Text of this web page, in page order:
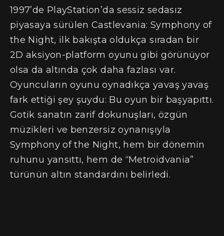
1997’de PlayStation’da sessiz sedasız
piyasaya sürülen Castlevania: Symphony of
the Night, ilk bakışta oldukça sıradan bir
2D aksiyon-platform oyunu gibi görünüyor
olsa da altında çok daha fazlası var.
Oyuncuların oyunu oynadıkça yavaş yavaş
fark ettiği şey şuydu: Bu oyun bir başyapıttı.
Gotik sanatın zarif dokunuşları, özgün
müzikleri ve benzersiz oynanışıyla
Symphony of the Night, hem bir dönemin
ruhunu yansıttı, hem de “Metroidvania”
türünün altın standardını belirledi.